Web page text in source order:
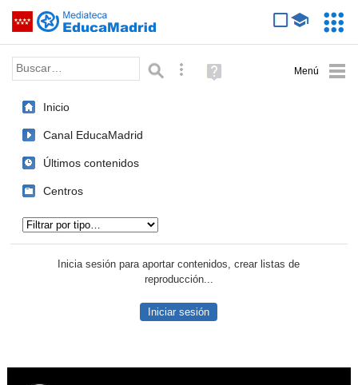
Saltar navegación
Palabra o frase: Búsqueda avanzada
Ayuda
(en
Inicio
Canal EducaMadrid
Últimos contenidos
Centros
Inicia sesión para aportar contenidos, crear listas de
reproducción...
Iniciar sesión